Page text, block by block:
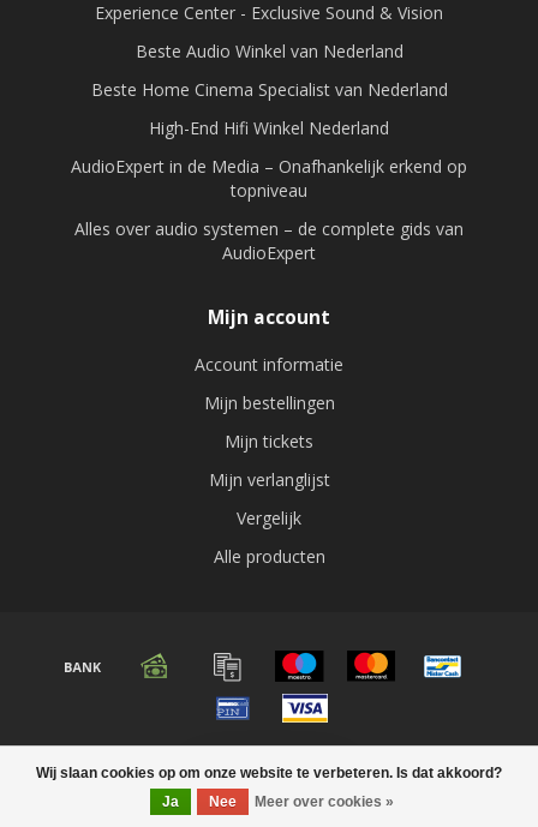
Wij slaan cookies op om onze website te verbeteren. Is dat akkoord?
Ja
Nee Meer over cookies »
Experience Center - Exclusive Sound & Vision
Beste Audio Winkel van Nederland
Beste Home Cinema Specialist van Nederland
High-End Hifi Winkel Nederland
AudioExpert in de Media – Onafhankelijk erkend op
topniveau
Alles over audio systemen – de complete gids van
AudioExpert
Mijn account
Account informatie
Mijn bestellingen
Mijn tickets
Mijn verlanglijst
Vergelijk
Alle producten
© Copyright 2026 Audio expert
FILTERS